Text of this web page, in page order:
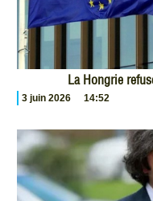
La Hongrie
3 juin 2026 14:52